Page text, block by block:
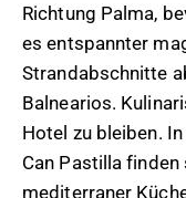
Richtung Palma,
es entspannter
Strandabschnitte
Balnearios.
Hotel zu bleiben.
Can Pastilla
mediterraner